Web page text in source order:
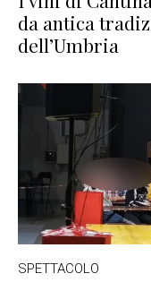
da antica
dell’Umbria
SPETTACOLO